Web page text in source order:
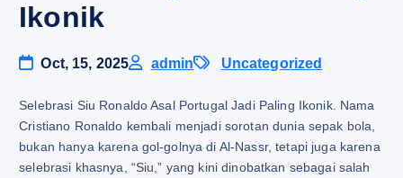
Ikonik
Oct, 15, 2025 admin Uncategorized
Selebrasi Siu Ronaldo Asal Portugal Jadi Paling Ikonik. Nama
Cristiano Ronaldo kembali menjadi sorotan dunia sepak bola,
bukan hanya karena gol-golnya di Al-Nassr, tetapi juga karena
selebrasi khasnya, “Siu,” yang kini dinobatkan sebagai salah